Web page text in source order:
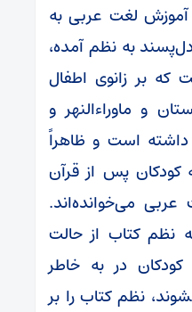
آموزش لغت عربی به
به نظم آمده،
بر زانوی اطفال
و ماوراءالنهر و
داشته است و ظاهراً
پس از قرآن
می‌خوانده‌اند.
نظم کتاب از حالت
در به خاطر
نظم کتاب را بر